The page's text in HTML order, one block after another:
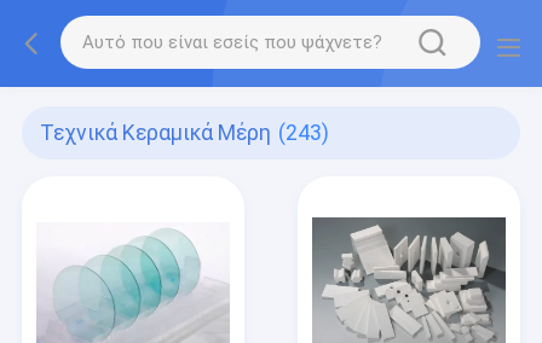
Τεχνικά Κεραμικά Μέρη (243)